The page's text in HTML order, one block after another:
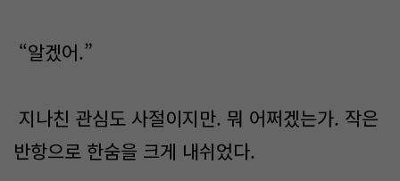
“알겠어.”
지나친 관심도 사절이지만. 뭐 어쩌겠는가. 작은
반항으로 한숨을 크게 내쉬었다.